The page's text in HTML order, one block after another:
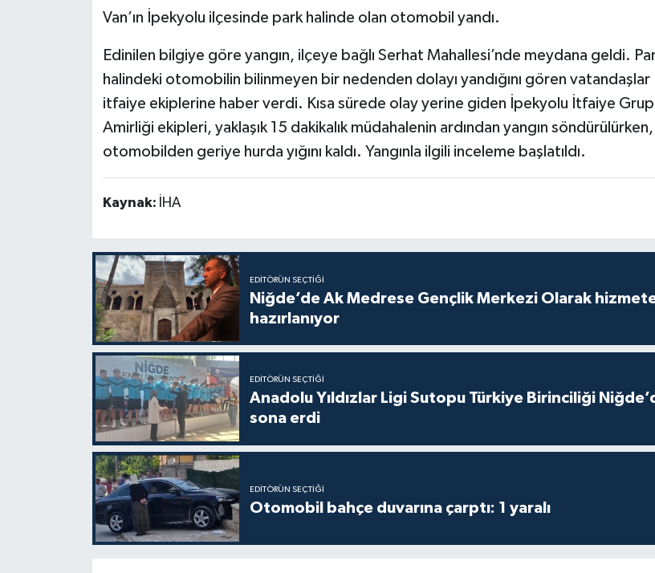
Van’ın İpekyolu ilçesinde park halinde olan otomobil yandı.
Edinilen bilgiye göre yangın, ilçeye bağlı Serhat Mahallesi’nde meydana geldi.
halindeki otomobilin bilinmeyen bir nedenden dolayı yandığını gören vatandaşlar
itfaiye ekiplerine haber verdi. Kısa sürede olay yerine giden İpekyolu İtfaiye Grup
Amirliği ekipleri, yaklaşık 15 dakikalık müdahalenin ardından yangın söndürülürken,
otomobilden geriye hurda yığını kaldı. Yangınla ilgili inceleme başlatıldı.
Kaynak: İHA
EDITÖRÜN SEÇTIĞI
Niğde’de Ak Medrese Gençlik Merkezi Olarak
hazırlanıyor
EDITÖRÜN SEÇTIĞI
Anadolu Yıldızlar Ligi Sutopu Türkiye Birinciliği
sona erdi
EDITÖRÜN SEÇTIĞI
Otomobil bahçe duvarına çarptı: 1 yaralı